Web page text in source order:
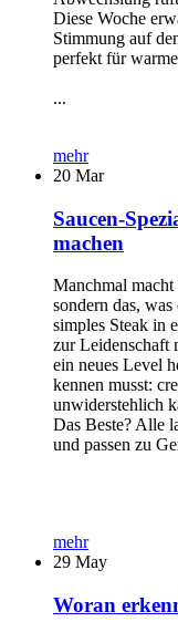
Diese Woche
Stimmung auf
perfekt für
...
mehr
20 Mar
Saucen-
machen
Manchmal
sondern das,
simples Steak in
zur Leidenschaft
ein neues Level
kennen musst:
unwiderstehlich
Das Beste? Alle
und passen zu
mehr
29 May
Woran